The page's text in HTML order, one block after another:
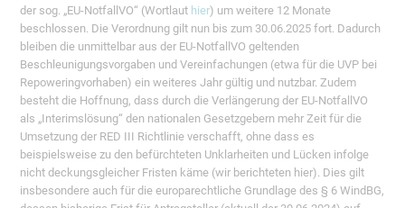
der sog. „EU-NotfallVO“ (Wortlaut hier) um weitere 12 Monate
beschlossen. Die Verordnung gilt nun bis zum 30.06.2025 fort. Dadurch
bleiben die unmittelbar aus der EU-NotfallVO geltenden
Beschleunigungsvorgaben und Vereinfachungen (etwa für die UVP bei
Repoweringvorhaben) ein weiteres Jahr gültig und nutzbar. Zudem
besteht die Hoffnung, dass durch die Verlängerung der EU-NotfallVO
als „Interimslösung“ den nationalen Gesetzgebern mehr Zeit für die
Umsetzung der RED III Richtlinie verschafft, ohne dass es
beispielsweise zu den befürchteten Unklarheiten und Lücken infolge
nicht deckungsgleicher Fristen käme (wir berichteten hier). Dies gilt
insbesondere auch für die europarechtliche Grundlage des § 6 WindBG,